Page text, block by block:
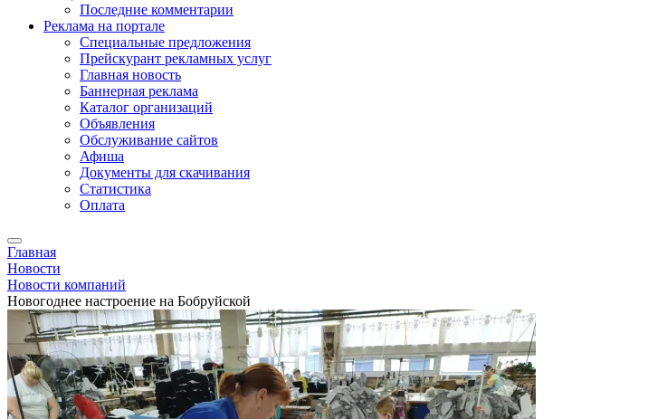
Последние комментарии
Реклама на портале
Специальные предложения
Прейскурант рекламных услуг
Главная новость
Баннерная реклама
Каталог организаций
Объявления
Обслуживание сайтов
Афиша
Документы для скачивания
Статистика
Оплата
Главная
Новости
Новости компаний
Новогоднее настроение на Бобруйской